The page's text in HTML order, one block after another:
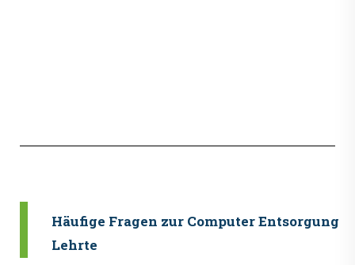
Muss ich meine IT-Altgeräte vor der